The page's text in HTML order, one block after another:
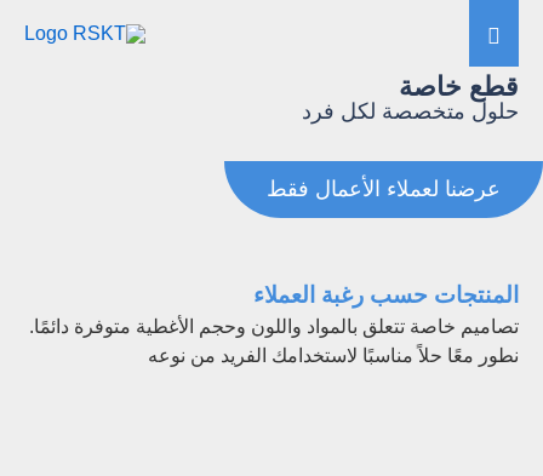
قطع خاصة
حلول متخصصة لكل فرد
عرضنا لعملاء الأعمال فقط
المنتجات حسب رغبة العملاء
تصاميم خاصة تتعلق بالمواد واللون وحجم الأغطية متوفرة دائمًا.
نطور معًا حلاً مناسبًا لاستخدامك الفريد من نوعه